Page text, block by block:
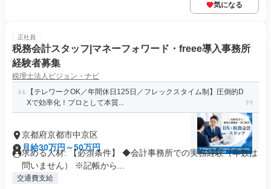
気になる
正社員
税務会計スタッフ|マネーフォワード・freee導入事務所
経験者募集
税理士法人ビジョン・ナビ
【テレワークOK／年間休日125日／フレックスタイム制】圧倒的D
Xで効率化！プロとして本質...
京都府京都市中京区
月給30万円～50万円
求める人材: 【必須条件】 ◆会計事務所での実務経験（年数は
問いません） ※記帳から...
交通費支給